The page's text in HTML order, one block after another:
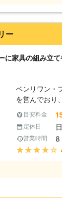
ほしい」 「説
り、お悩みの
立110番をご利用
豊富なベテラ
家具移動組立
作業や移動作
んで対応させ
ー
に家具の組み立
ベンリワン・
を営んでおり
ており、お客
応させていた
のお困りごと
し、お悩みを
す。近年では
目安料金
定休日
営業時間 8
★★★★★